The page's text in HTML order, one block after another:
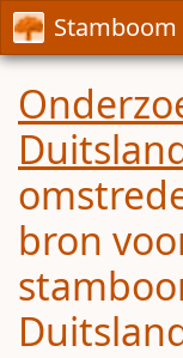
Stamboom
bron